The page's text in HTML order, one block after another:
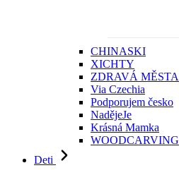
CHINASKI
XICHTY
ZDRAVÁ MĚSTA
Via Czechia
Podporujem česko
NadějeJe
Krásná Mamka
WOODCARVING
Deti